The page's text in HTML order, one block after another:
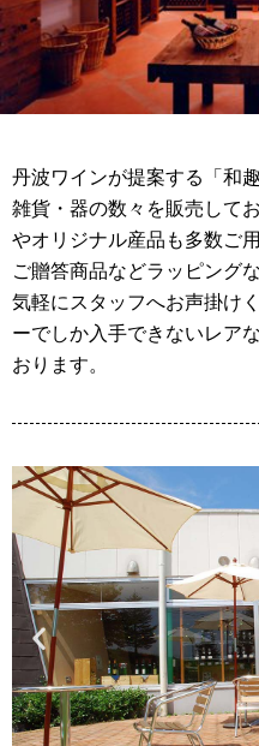
丹波ワインが提案する「和
雑貨・器の数々を販売して
やオリジナル産品も多数ご
ご贈答商品などラッピング
気軽にスタッフへお声掛け
ーでしか入手できないレア
おります。